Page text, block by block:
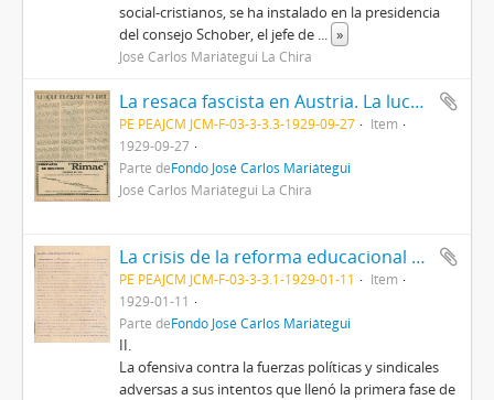
social-cristianos, se ha instalado en la presidencia
del consejo Schober, el jefe de ... »
José Carlos Mariátegui La Chira
La resaca fascista en Austria. La lucha eleccionaria en México [Recorte de prensa]
PE PEAJCM JCM-F-03-3-3.3-1929-09-27
Item
1929-09-27
Parte deFondo José Carlos Mariátegui
José Carlos Mariátegui La Chira
La crisis de la reforma educacional en Chile II [Manuscrito]
PE PEAJCM JCM-F-03-3-3.1-1929-01-11
Item
1929-01-11
Parte deFondo José Carlos Mariátegui
II.
La ofensiva contra la fuerzas políticas y sindicales
adversas a sus intentos que llenó la primera fase de